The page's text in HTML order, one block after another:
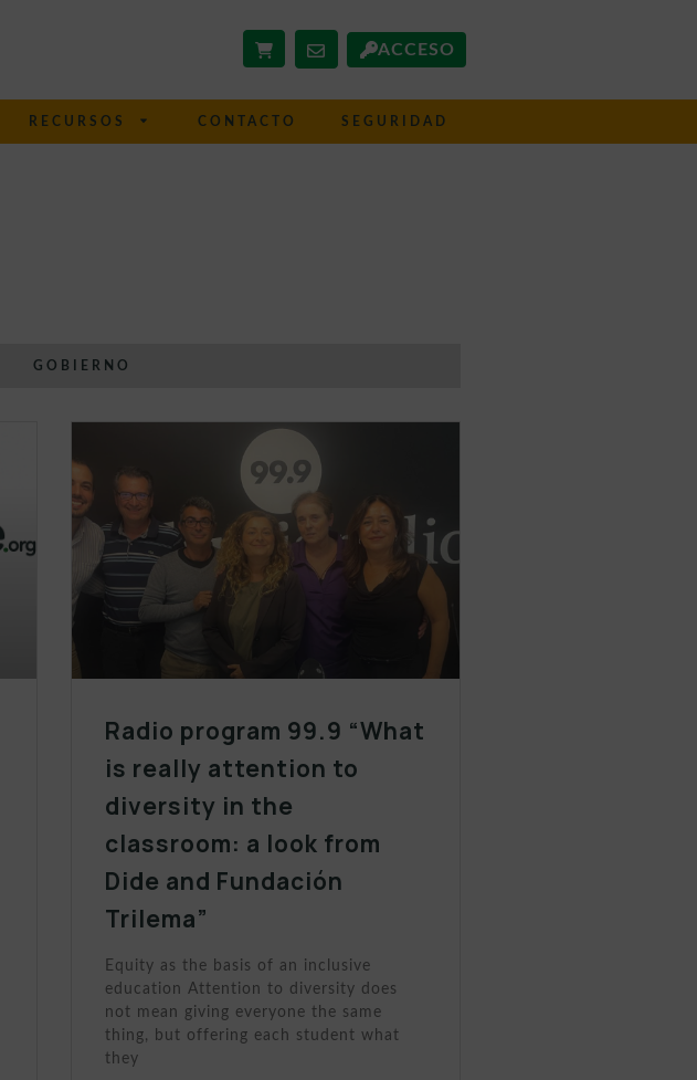
ACCESO
RECURSOS CONTACTO SEGURIDAD
GOBIERNO
Radio program 99.9 “What
is really attention to
diversity in the
classroom: a look from
Dide and Fundación
Trilema”
Equity as the basis of an inclusive
education Attention to diversity does
not mean giving everyone the same
thing, but offering each student what
they